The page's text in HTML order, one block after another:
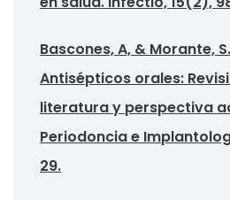
Bascones, A, & Morante,
Antisépticos orales:
literatura y perspectiva
Periodoncia e
29.